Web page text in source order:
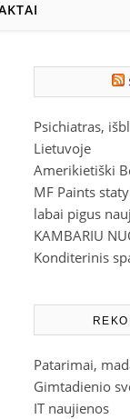
Psichiatras,
Lietuvoje
Amerikietiški
MF Paints
labai pigus
KAMBARIU
Konditerinis
Patarimai,
Gimtadienio
IT naujienos